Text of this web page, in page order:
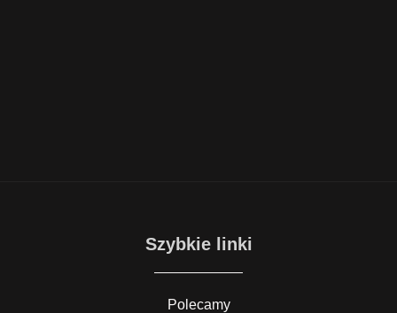
Szybkie linki
Polecamy